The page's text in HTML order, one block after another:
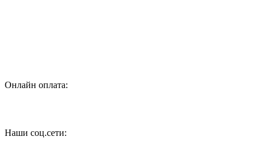
Онлайн оплата:
Наши соц.сети: